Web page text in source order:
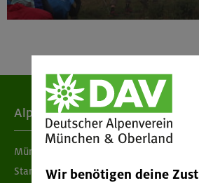
Alpenverein
München & Oberland
StandorteWir benötigen deine